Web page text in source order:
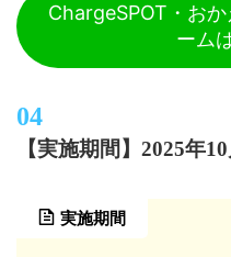
ChargeSPOT・お
ーム
【実施期間】2025年
実施期間